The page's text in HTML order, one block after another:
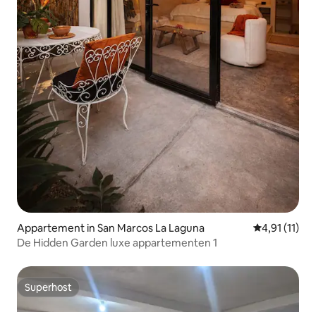
Appartement in San Marcos La Laguna Gemiddelde
4,91 (11)
De Hidden Garden luxe appartementen 1
Superhost
Superhost